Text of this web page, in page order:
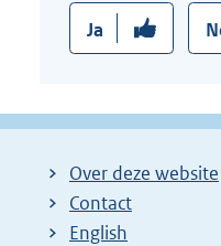
n
k
Ja
Over deze website
Contact
English